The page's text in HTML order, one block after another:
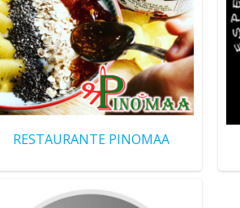
RESTAURANTE PINOMAA